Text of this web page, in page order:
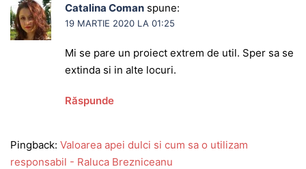
Catalina Coman spune:
19 MARTIE 2020 LA 01:25
Mi se pare un proiect extrem de util. Sper sa se
extinda si in alte locuri.
Răspunde
Pingback: Valoarea apei dulci si cum sa o utilizam
responsabil - Raluca Brezniceanu